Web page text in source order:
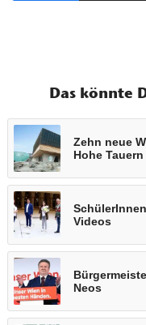
Das könnte
Zehn neue
Hohe Tauern
Videos
Neos